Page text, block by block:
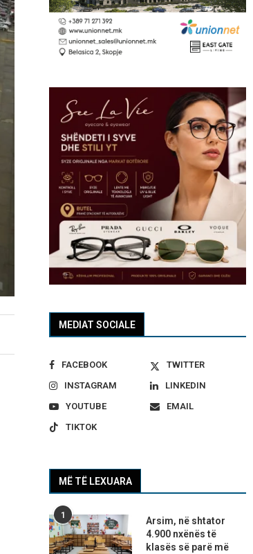
MEDIAT SOCIALE
FACEBOOK
TWITTER
INSTAGRAM
LINKEDIN
YOUTUBE
EMAIL
TIKTOK
MË TË LEXUARA
1
Arsim, në shtator
4.900 nxënës të
klasës së parë më